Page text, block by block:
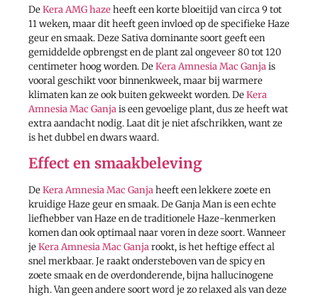
DeKera AMG hazeheeft een korte bloeitijd van circa 9 tot
11 weken, maar dit heeft geen invloed op de specifieke Haze
geur en smaak. Deze Sativa dominante soort geeft een
gemiddelde opbrengst en de plant zal ongeveer 80 tot 120
centimeter hoog worden. DeKera Amnesia Mac Ganjais
vooral geschikt voor binnenkweek, maar bij warmere
klimaten kan ze ook buiten gekweekt worden. DeKera
Amnesia Mac Ganjais een gevoelige plant, dus ze heeft wat
extra aandacht nodig. Laat dit je niet afschrikken, want ze
is het dubbel en dwars waard.
Effect en smaakbeleving
DeKera Amnesia Mac Ganjaheeft een lekkere zoete en
kruidige Haze geur en smaak. De Ganja Man is een echte
liefhebber van Haze en de traditionele Haze-kenmerken
komen dan ook optimaal naar voren in deze soort. Wanneer
jeKera Amnesia Mac Ganjarookt, is het heftige effect al
snel merkbaar. Je raakt ondersteboven van de spicy en
zoete smaak en de overdonderende, bijna hallucinogene
high. Van geen andere soort word je zo relaxed als van deze